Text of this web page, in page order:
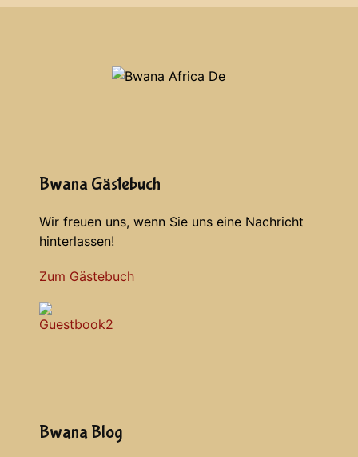
Bwana Gästebuch
Wir freuen uns, wenn Sie uns eine Nachricht
hinterlassen!
Zum Gästebuch
Bwana Blog